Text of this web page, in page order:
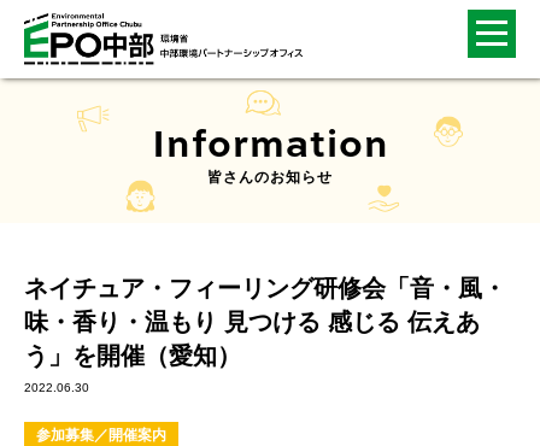
Information
皆さんのお知らせ
ネイチュア・フィーリング研修会「音・風・
味・香り・温もり 見つける 感じる 伝えあ
う」を開催（愛知）
2022.06.30
参加募集／開催案内